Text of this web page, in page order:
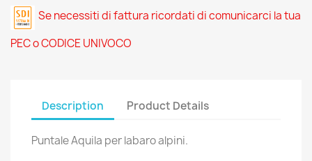
Se necessiti di fattura ricordati di comunicarci la tua
PEC o CODICE UNIVOCO
Description Product Details
Puntale Aquila per labaro alpini.